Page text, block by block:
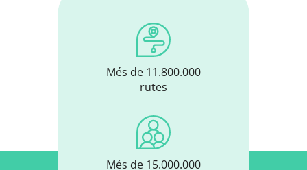
Més de 11.800.000
rutes
Més de 15.000.000